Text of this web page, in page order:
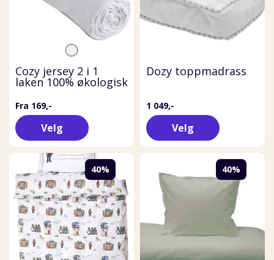
Cozy jersey 2 i 1
laken 100% økologisk
Fra 169,-
Velg
Dozy toppmadrass
1 049,-
Velg
40% 40%